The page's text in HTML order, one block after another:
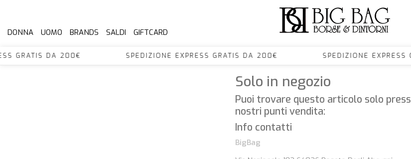
DONNA UOMO BRANDS SALDI GIFTCARD
GRATIS DA 200€ SPEDIZIONE EXPRESS GRATIS DA 200€ SPEDIZIONE
Solo in negozio
Puoi trovare questo articolo solo
nostri punti vendita:
Info contatti
BigBag